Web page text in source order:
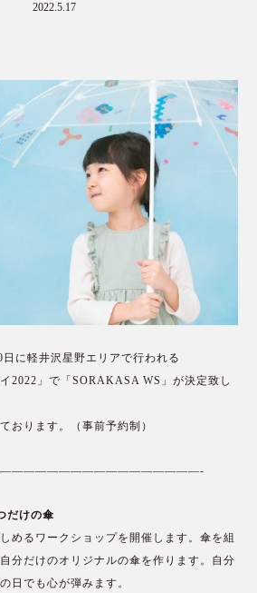
2022.5.17
に軽井沢星野エリアで行われる
2022」で「SORAKASA WS」が決定致し
おります。（事前予約制）
だけの傘
めるワークショップを開催します。傘を組
分だけのオリジナルの傘を作ります。自分
日でも心が弾みます。